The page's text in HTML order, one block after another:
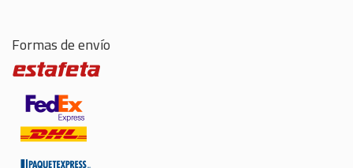
Formas de envío